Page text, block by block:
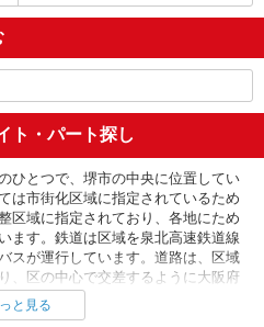
ト・パート探し
ひとつで、堺市の中央に位置してい
は市街化区域に指定されているため
区域に指定されており、各地にため
ます。鉄道は区域を泉北高速鉄道線
スが運行しています。道路は、区域
、区の中心で交差するように大阪府
泉大津美原線が通っています。ま
って国道３１０号が通っています。
と見る